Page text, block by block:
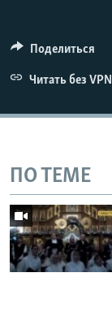
Поделиться
Читать без VPN
ПО ТЕМЕ